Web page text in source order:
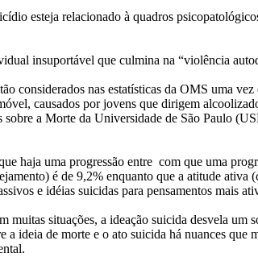
esteja relacionado à quadros
insuportável que culmina na “violência
considerados nas estatísticas da OMS uma
causados por jovens que dirigem
a Morte da Universidade de São Paulo
haja uma progressão entre com que uma
é de 9,2% enquanto que a atitude
e idéias suicidas para pensamentos mais
muitas situações, a ideação suicida desvela
ideia de morte e o ato suicida há nuances